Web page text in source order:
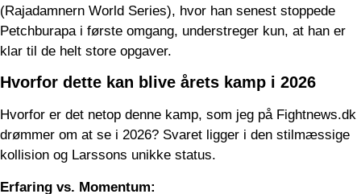
(Rajadamnern World Series), hvor han senest stoppede
Petchburapa i første omgang, understreger kun, at han er
klar til de helt store opgaver.
Hvorfor dette kan blive årets kamp i 2026
Hvorfor er det netop denne kamp, som jeg på Fightnews.dk
drømmer om at se i 2026? Svaret ligger i den stilmæssige
kollision og Larssons unikke status.
Erfaring vs. Momentum: